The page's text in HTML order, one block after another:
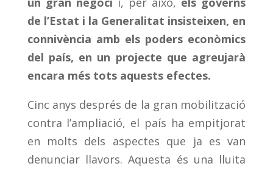
de l’Estat i la Generalitat insisteixen, en
connivència amb els poders econòmics
del país, en un projecte que agreujarà
encara més tots aquests efectes.
Cinc anys després de la gran mobilització
contra l’ampliació, el país ha empitjorat
en molts dels aspectes que ja es van
denunciar llavors. Aquesta és una lluita